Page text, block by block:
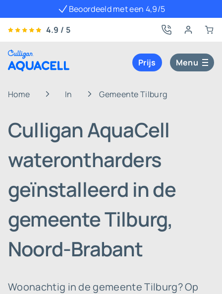
Beoordeeld met een 4,9/5
4.9 / 5
Prijs Menu
Home In Gemeente Tilburg
Culligan AquaCell
waterontharders
geïnstalleerd in de
gemeente Tilburg,
Noord-Brabant
Woonachtig in de gemeente Tilburg? Op